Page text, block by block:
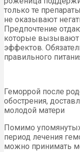
только те
не оказывают
Предпочтение
которые вызывают
эффектов.
правильного
Геморрой после
обострения,
молодой матери
Помимо
период лечения
можно принимать